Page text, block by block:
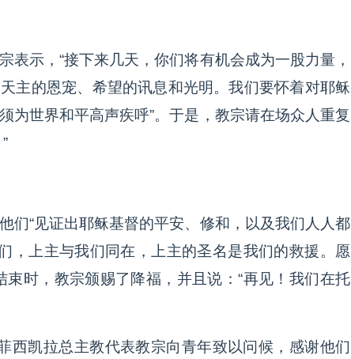
表示，“接下来几天，你们将有机会成为一股力量，
主的恩宠、希望的讯息和光明。我们要怀着对耶稣
为世界和平高声疾呼”。于是，教宗请在场众人重复
们“见证出耶稣基督的平安、修和，以及我们人人都
，上主与我们同在，上主的圣名是我们的救援。愿
束时，教宗颁赐了降福，并且说：“再见！我们在托
西凯拉总主教代表教宗向青年致以问候，感谢他们